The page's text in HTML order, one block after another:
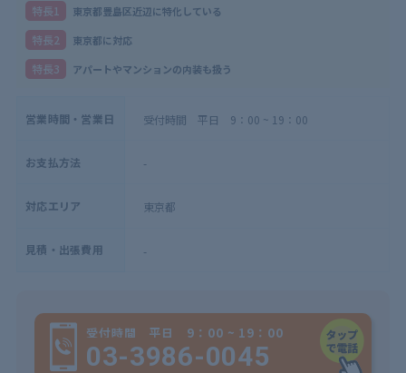
特⻑1 東京都豊島区近辺に特化している
特⻑2 東京都に対応
特⻑3 アパートやマンションの内装も扱う
営業時間・営業日 受付時間 平日 9：00 ~ 19：00
お支払方法 -
対応エリア 東京都
見積・出張費用 -
03-3986-0045
受付時間 平日 9：00 ~ 19：00